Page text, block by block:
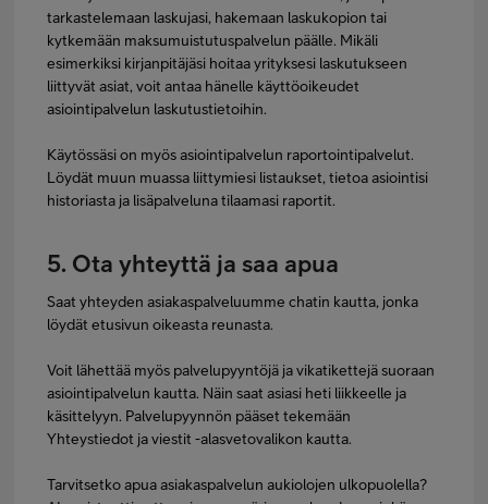
tarkastelemaan laskujasi, hakemaan laskukopion tai
kytkemään maksumuistutuspalvelun päälle. Mikäli
esimerkiksi kirjanpitäjäsi hoitaa yrityksesi laskutukseen
liittyvät asiat, voit antaa hänelle käyttöoikeudet
asiointipalvelun laskutustietoihin.
Käytössäsi on myös asiointipalvelun raportointipalvelut.
Löydät muun muassa liittymiesi listaukset, tietoa asiointisi
historiasta ja lisäpalveluna tilaamasi raportit.
5. Ota yhteyttä ja saa apua
Saat yhteyden asiakaspalveluumme chatin kautta, jonka
löydät etusivun oikeasta reunasta.
Voit lähettää myös palvelupyyntöjä ja vikatikettejä suoraan
asiointipalvelun kautta. Näin saat asiasi heti liikkeelle ja
käsittelyyn. Palvelupyynnön pääset tekemään
Yhteystiedot ja viestit -alasvetovalikon kautta.
Tarvitsetko apua asiakaspalvelun aukiolojen ulkopuolella?